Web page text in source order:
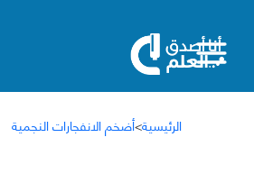
الرئيسية>أضخم الانفجارات النجمية